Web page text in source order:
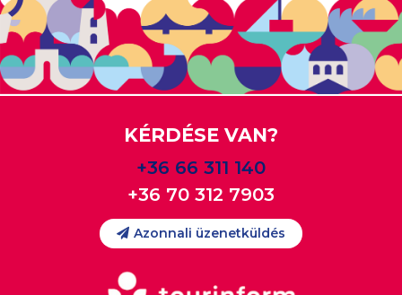
KÉRDÉSE VAN?
+36 66 311 140
+36 70 312 7903
Azonnali üzenetküldés